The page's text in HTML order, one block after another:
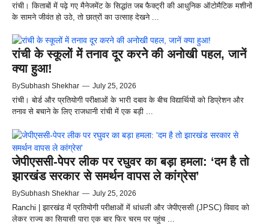
रांची। किताबों में पढ़े गए मैनेजमेंट के सिद्धांत जब फैक्ट्री की आधुनिक ऑटोमैटिक मशीनों
के सामने जीवंत हो उठे, तो छात्रों का उत्साह देखने ...
रांची के स्कूलों में तनाव दूर करने की अनोखी पहल, जानें
क्या हुआ!
BySubhash Shekhar — July 25, 2026
रांची। बोर्ड और प्रतियोगी परीक्षाओं के भारी दबाव के बीच विद्यार्थियों को डिप्रेशन और
तनाव से बचाने के लिए राजधानी रांची में एक बड़ी ...
जेपीएससी-पेपर लीक पर रघुवर का बड़ा हमला: ‘दम है तो
झारखंड सरकार से समर्थन वापस ले कांग्रेस’
BySubhash Shekhar — July 25, 2026
Ranchi | झारखंड में प्रतियोगी परीक्षाओं में धांधली और जेपीएससी (JPSC) विवाद को
लेकर राज्य का सियासी पारा एक बार फिर चरम पर पहुंच ...